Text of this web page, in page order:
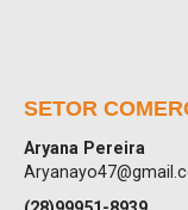
SETOR
Aryana Pereira